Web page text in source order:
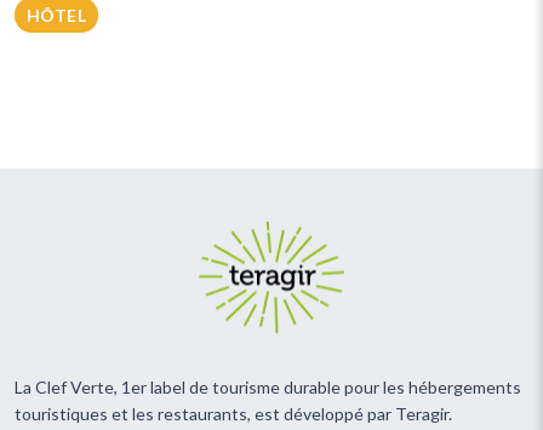
HÔTEL
La Clef Verte, 1er label de tourisme durable pour les hébergements
touristiques et les restaurants, est développé par Teragir.